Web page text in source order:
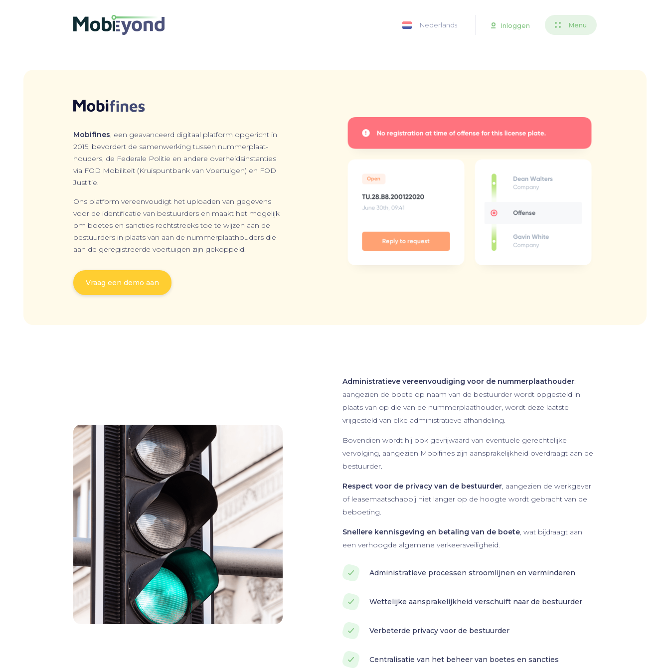
Nederlands Inloggen Menu
Mobifines, een geavanceerd digitaal platform opgericht in
2015, bevordert de samenwerking tussen nummerplaat­
houders, de Federale Politie en andere overheidsinstanties
via FOD Mobiliteit (Kruispuntbank van Voertuigen) en FOD
Justitie.
Ons platform vereenvoudigt het uploaden van gegevens
voor de identificatie van bestuurders en maakt het mogelijk
om boetes en sancties rechtstreeks toe te wijzen aan de
bestuurders in plaats van aan de nummerplaathouders die
aan de geregistreerde voertuigen zijn gekoppeld.
Vraag een demo aan
Administratieve vereenvoudiging voor de nummerplaat­houder:
aangezien de boete op naam van de bestuurder wordt opgesteld in
plaats van op die van de nummerplaat­houder, wordt deze laatste
vrijgesteld van elke administratieve afhandeling.
Bovendien wordt hij ook gevrijwaard van eventuele gerechtelijke
vervolging, aangezien Mobifines zijn aansprakelijkheid overdraagt aan de
bestuurder.
Respect voor de privacy van de bestuurder, aangezien de werkgever
of leasemaatschappij niet langer op de hoogte wordt gebracht van de
beboeting.
Snellere kennisgeving en betaling van de boete, wat bijdraagt aan
een verhoogde algemene verkeersveiligheid.
Administratieve processen stroomlijnen en verminderen
Wettelijke aansprakelijkheid verschuift naar de bestuurder
Verbeterde privacy voor de bestuurder
Centralisatie van het beheer van boetes en sancties